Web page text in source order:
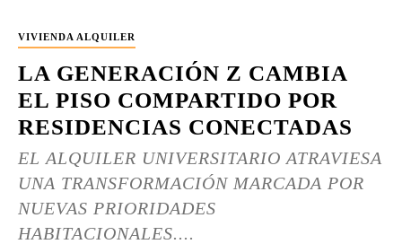
VIVIENDA ALQUILER
LA GENERACIÓN Z CAMBIA
EL PISO COMPARTIDO POR
RESIDENCIAS CONECTADAS
EL ALQUILER UNIVERSITARIO ATRAVIESA
UNA TRANSFORMACIÓN MARCADA POR
NUEVAS PRIORIDADES
HABITACIONALES....